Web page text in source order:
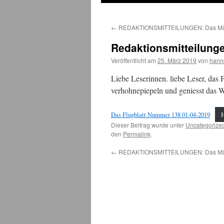
← REDAKTIONSMITTEILUNGEN: Das
Veröffentlicht am 25. März 2019 von
Liebe Leserinnen. liebe Leser,
verhohnepiepeln und geniesst das
Das Flugblatt Nummer 138 01-04-2019
Dieser Beitrag wurde unter
den Permalink.
← REDAKTIONSMITTEILUNGEN: Das